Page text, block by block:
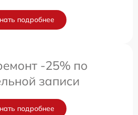
подробнее
-25% по
записи
подробнее